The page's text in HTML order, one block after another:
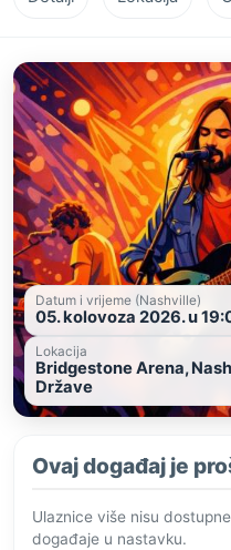
Datum i vrijeme (Nashville)
05. kolovoza 2026. u
Lokacija
Bridgestone Arena,
Države
Ovaj događaj je
Ulaznice više nisu
događaje u nastavku.